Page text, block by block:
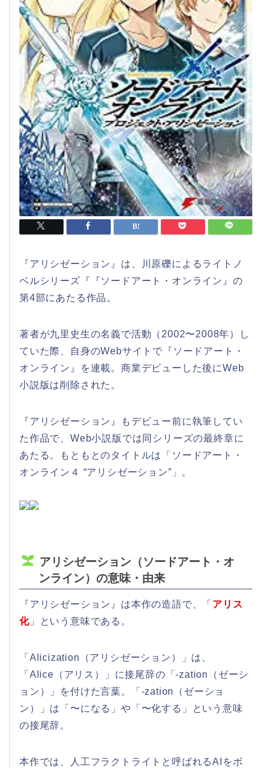
『アリシゼーション』は、川原礫によるライトノ
ベルシリーズ『『ソードアート・オンライン』の
第4部にあたる作品。
著者が九里史生の名義で活動（2002〜2008年）し
ていた際、自身のWebサイトで『ソードアート・
オンライン』を連載。商業デビューした後にWeb
小説版は削除された。
『アリシゼーション』もデビュー前に執筆してい
た作品で、Web小説版では同シリーズの最終章に
あたる。もともとのタイトルは「ソードアート・
オンライン４ “アリシゼーション”」。
アリシゼーション（ソードアート・オ
ンライン）の意味・由来
『アリシゼーション』は本作の造語で、「 アリス
化」という意味である。
「Alicization（アリシゼーション）」は、
「Alice（アリス）」に接尾辞の「-zation（ゼーシ
ョン）」を付けた言葉。「-zation（ゼーショ
ン）」は「〜になる」や「〜化する」という意味
の接尾辞。
本作では、人工フラクトライトと呼ばれるAIをボ